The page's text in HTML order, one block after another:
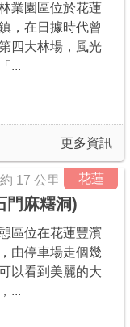
業園區位於花蓮
，在日據時代曾
四大林場，風光
...
更多資訊
花蓮
門麻糬洞)
約 17 公里
區位在花蓮豐濱
由停車場走個幾
以看到美麗的大
...